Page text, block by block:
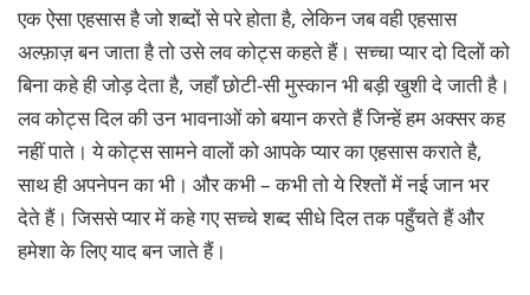
एक ऐसा एहसास है जो शब्दों से परे होता है, लेकिन जब वही एहसास
अल्फ़ाज़ बन जाता है तो उसे लव कोट्स कहते हैं। सच्चा प्यार दो दिलों को
बिना कहे ही जोड़ देता है, जहाँ छोटी-सी मुस्कान भी बड़ी खुशी दे जाती है।
लव कोट्स दिल की उन भावनाओं को बयान करते हैं जिन्हें हम अक्सर कह
नहीं पाते। ये कोट्स सामने वालों को आपके प्यार का एहसास कराते है,
साथ ही अपनेपन का भी। और कभी – कभी तो ये रिश्तों में नई जान भर
देते हैं। जिससे प्यार में कहे गए सच्चे शब्द सीधे दिल तक पहुँचते हैं और
हमेशा के लिए याद बन जाते हैं।